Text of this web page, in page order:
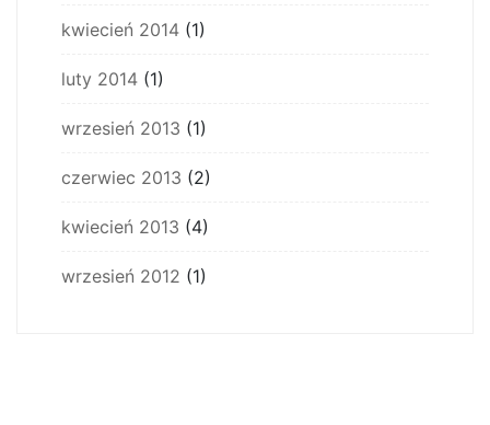
kwiecień 2014 (1)
luty 2014 (1)
wrzesień 2013 (1)
czerwiec 2013 (2)
kwiecień 2013 (4)
wrzesień 2012 (1)